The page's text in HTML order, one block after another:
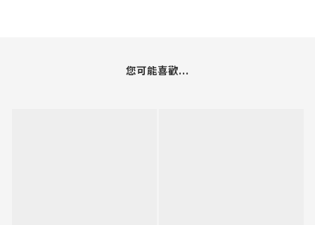
您可能喜歡...